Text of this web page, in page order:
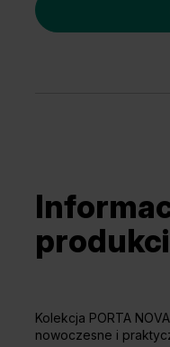
Kolekcja PORTA
nowoczesne i